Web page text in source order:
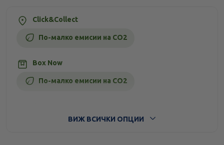
Click&Collect
По-малко емисии на CO2
Box Now
По-малко емисии на CO2
ВИЖ ВСИЧКИ ОПЦИИ